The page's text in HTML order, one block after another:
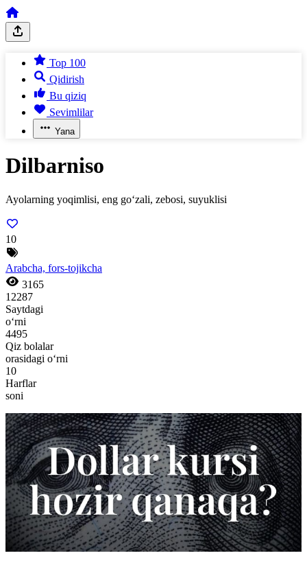
Top 100
Qidirish
Bu qiziq
Sevimlilar
Yana
Dilbarniso
Ayolarning yoqimlisi, eng go‘zali, zebosi, suyuklisi
10
Arabcha, fors-tojikcha
3165
12287
Saytdagi
o‘rni
4495
Qiz bolalar
orasidagi o‘rni
10
Harflar
soni